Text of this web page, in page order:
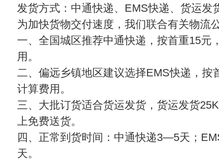
发货方式：中通快递、EMS快递、货运发
为加快货物交付速度，我们联合有关物流
一、全国城区推荐中通快递，按首重15元
用。
二、偏远乡镇地区建议选择EMS快递，按
计算费用。
三、大批订货适合货运发货，货运发货
上免费送货。
四、正常到货时间：中通快递3—5天；
天。